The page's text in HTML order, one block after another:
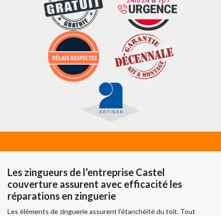
Les zingueurs de l’entreprise Castel
couverture assurent avec efficacité les
réparations en zinguerie
Les éléments de zinguerie assurent l’étanchéité du toit. Tout